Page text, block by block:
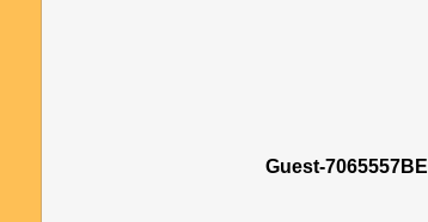
Guest-7065557BE